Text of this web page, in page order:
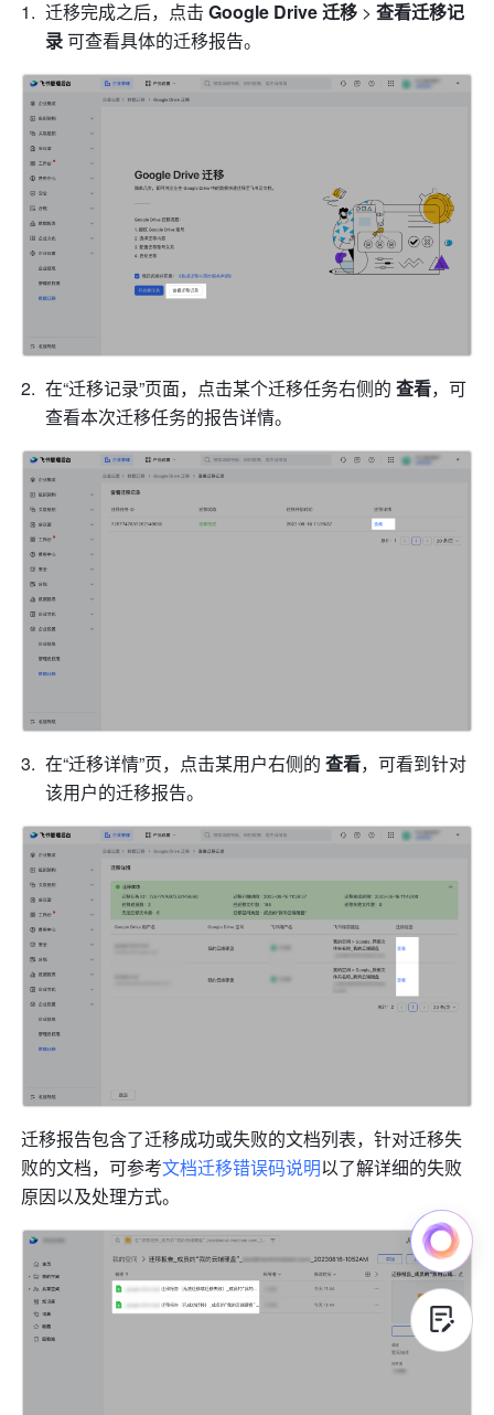
迁移完成之后，点击 Google Drive 迁移 > 查看迁移记
录 可查看具体的迁移报告。
在“迁移记录”页面，点击某个迁移任务右侧的 查看，可
查看本次迁移任务的报告详情。
在“迁移详情”页，点击某用户右侧的 查看，可看到针对
该用户的迁移报告。
迁移报告包含了迁移成功或失败的文档列表，针对迁移失
败的文档，可参考文档迁移错误码说明以了解详细的失败
原因以及处理方式。